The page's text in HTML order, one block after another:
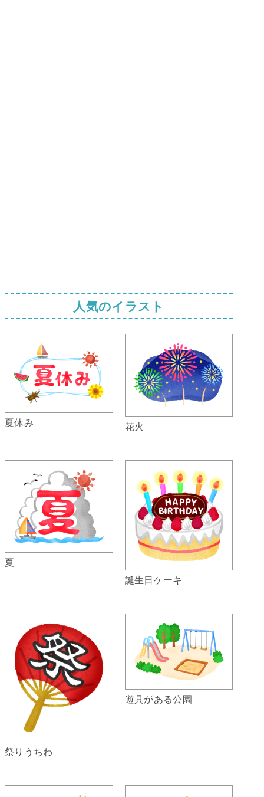
人気のイラスト
夏休み 花火
夏
誕生日ケーキ
祭りうちわ
遊具がある公園